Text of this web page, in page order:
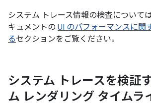
システム トレース情報の検査については
キュメントの UI のパフォーマンスに関
るセクションをご覧ください。
システム トレースを検証
ム レンダリング タイムラ